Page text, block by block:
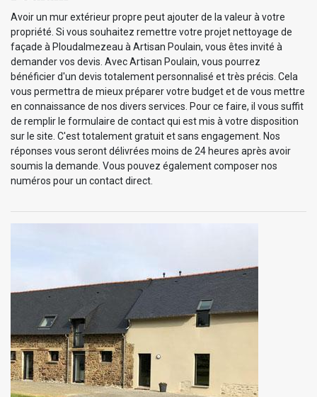
Avoir un mur extérieur propre peut ajouter de la valeur à votre
propriété. Si vous souhaitez remettre votre projet nettoyage de
façade à Ploudalmezeau à Artisan Poulain, vous êtes invité à
demander vos devis. Avec Artisan Poulain, vous pourrez
bénéficier d'un devis totalement personnalisé et très précis. Cela
vous permettra de mieux préparer votre budget et de vous mettre
en connaissance de nos divers services. Pour ce faire, il vous suffit
de remplir le formulaire de contact qui est mis à votre disposition
sur le site. C'est totalement gratuit et sans engagement. Nos
réponses vous seront délivrées moins de 24 heures après avoir
soumis la demande. Vous pouvez également composer nos
numéros pour un contact direct.